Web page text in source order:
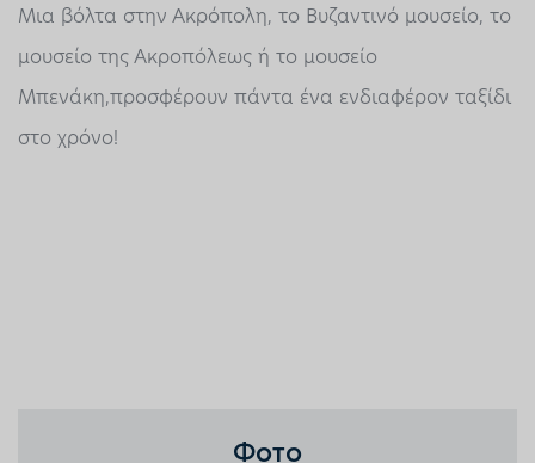
Μια βόλτα στην Ακρόπολη, το Βυζαντινό μουσείο, το
μουσείο της Ακροπόλεως ή το μουσείο
Μπενάκη,προσφέρουν πάντα ένα ενδιαφέρον ταξίδι
στο χρόνο!
Фото